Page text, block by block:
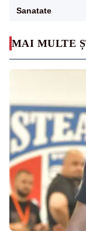
MAI MULTE
Sanatate